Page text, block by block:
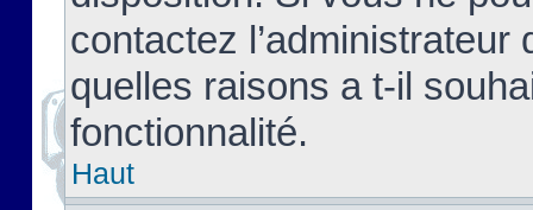
contactez
quelles raisons a t-il
fonctionnalité.
Haut